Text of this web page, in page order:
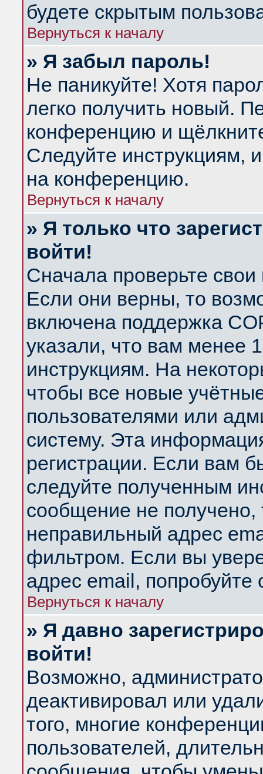
будете скрытым
Вернуться к началу
» Я забыл пароль!
Не паникуйте! Хотя
легко получить новый.
конференцию и
Следуйте инструкциям,
на конференцию.
Вернуться к началу
» Я только что
войти!
Сначала проверьте
Если они верны, то
включена поддержка
указали, что вам менее
инструкциям. На
чтобы все новые
пользователями или
систему. Эта
регистрации. Если вам
следуйте полученным
сообщение не получено,
неправильный адрес
фильтром. Если вы
адрес email, попробуйте
Вернуться к началу
» Я давно
войти!
Возможно,
деактивировал или
того, многие
пользователей,